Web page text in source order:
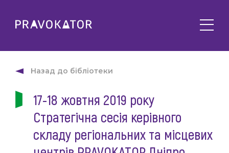
Про клуб
PRAVOKATOR.Київ
PRAVOKATOR.Одеса
Напрямки діяльності
Заходи
Майбутні
Новини
Події
Назад до бібліотеки
17-18 жовтня 2019 року
Стратегічна сесія керівного
складу регіональних та місцевих